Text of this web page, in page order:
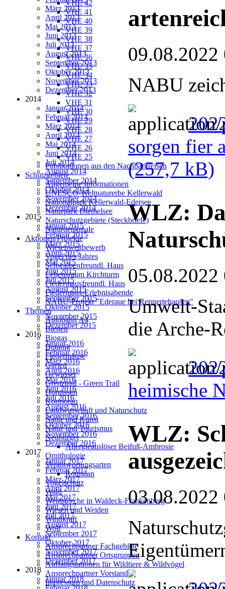
VHE 42
VHE 41
VHE 40
VHE 39
VHE 38
VHE 37
VHE 36
VHE 35
VHE 34
VHE 33
VHE 32
VHE 31
VHE 30
VHE 29
VHE 28
VHE 27
VHE 26
VHE 25
Publikationen aus den Nachbarkreisen
Schutzgebiete
Allgemeine Informationen
UNESCO-Weltnaturerbe Kellerwald
Nationalpark Kellerwald-Edersee
Naturpark Diemelsee
Naturschutzgebiete (Steckbriefe)
Naturdenkmale
Aktionen/Projekte
Wiesenwettbewerb
Vogel des Jahres
Schwalbenfreundl. Haus
Lebensraum Kirchturm
Fledermausfreundl. Haus
Fledermaus-Erlebnisabende
NABU-Projekt "Ederaue bei Rennertehausen"
Themen
Autobahn A4
Bienen
Biogas
Botanik
Fledermäuse
Garten
Gewässer
Grenztrail - Green Trail
Hornissen
Kormoran
Landwirtschaft und Naturschutz
Natur und Kunst
Natur und Tourismus
Neubürger
Allergieauslöser Beifuß-Ambrosie
Ornithologie
Verantwortungsarten
Rotmilan
Vogelschutz
Wald
Weißstörche in Waldeck-Frankenberg
Wiesen und Weiden
Windkraft
Wolf
Kontakt
Ansprechpartner Fachgebiete
Ansprechpartner Ortsgruppen
Auffangstationen für Wildtiere & Wildvögel
Ansprechpartner Vorstand
Impressum und Datenschutz
März 2013
April 2013
Mai 2013
Juni 2013
Juli 2013
August 2013
September 2013
Oktober 2013
November 2013
Dezember 2013
2014
Januar 2014
Februar 2014
März 2014
April 2014
Mai 2014
Juni 2014
Juli 2014
August 2014
September 2014
Oktober 2014
November 2014
Dezember 2014
2015
Januar 2015
Februar 2015
März 2015
April 2015
Mai 2015
Juni 2015
Juli 2015
August 2015
September 2015
Oktober 2015
November 2015
Dezember 2015
2016
Januar 2016
Februar 2016
März 2016
April 2016
Mai 2016
Juni 2016
Juli 2016
August 2016
September 2016
Oktober 2016
November 2016
Dezember 2016
2017
Januar 2017
Februar 2017
März 2017
April 2017
Mai 2017
Juni 2017
Juli 2017
August 2017
September 2017
Oktober 2017
November 2017
Dezember 2017
2018
Januar 2018
09.08.2022
NABU
sorgen fier
(257,7 kB)
WLZ:
05.08.2022
Umwelt-
die Arche-
heimische
WLZ:
03.08.2022